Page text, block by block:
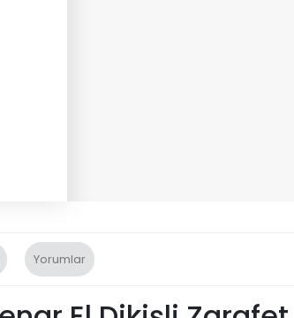
Yorumlar